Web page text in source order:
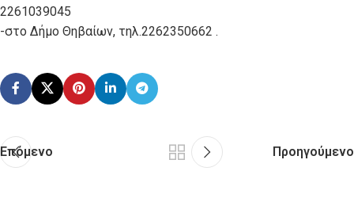
2261039045
-στο Δήμο Θηβαίων, τηλ.2262350662 .
Επόμενο Προηγούμενο